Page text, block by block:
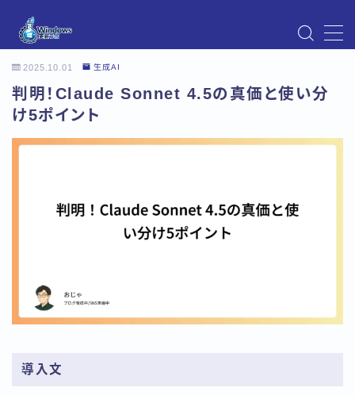
Instagram
Windows Updateの不具合・エラー対処法まとめ
【Windows11対応】
アクセス
トップページ
プライバシーポリシー
利用規約／特定商取引法に基づく表記
有料記事の決済完了ページ
運営者情報
2025.10.01 生成AI
判明！Claude Sonnet 4.5の真価と使い分
け5ポイント
導入文